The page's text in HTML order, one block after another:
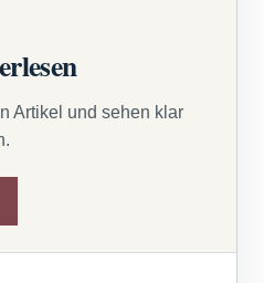
Artikel und sehen klar